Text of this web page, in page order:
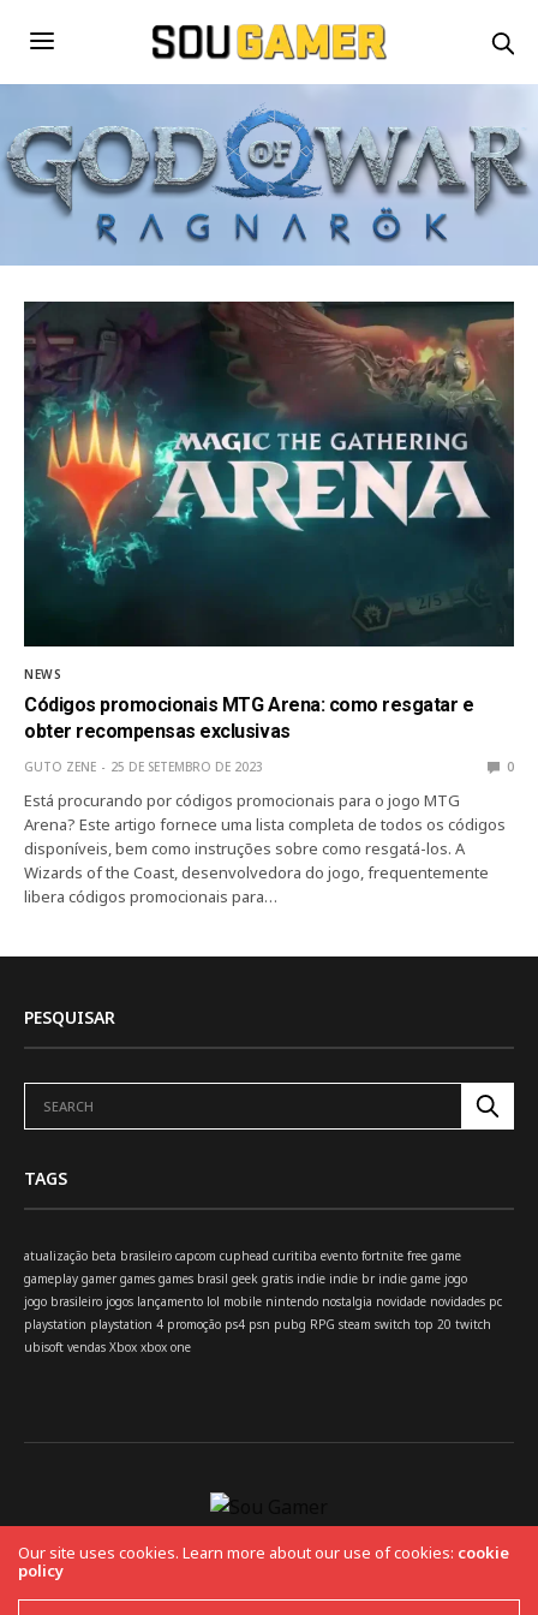
NEWS
Códigos promocionais MTG Arena: como resgatar e
obter recompensas exclusivas
GUTO ZENE 25 DE SETEMBRO DE 2023 0
Está procurando por códigos promocionais para o jogo MTG
Arena? Este artigo fornece uma lista completa de todos os códigos
disponíveis, bem como instruções sobre como resgatá-los. A
Wizards of the Coast, desenvolvedora do jogo, frequentemente
libera códigos promocionais para…
PESQUISAR
TAGS
atualização beta brasileiro capcom cuphead curitiba evento fortnite free game
gameplay gamer games games brasil geek gratis indie indie br indie game jogo
jogo brasileiro jogos lançamento lol mobile nintendo nostalgia novidade novidades pc
playstation playstation 4 promoção ps4 psn pubg RPG steam switch top 20 twitch
ubisoft vendas Xbox xbox one
Copyright 2019 Fuel Themes. All RIGHTS RESERVED.
Our site uses cookies. Learn more about our use of cookies: cookie
policy